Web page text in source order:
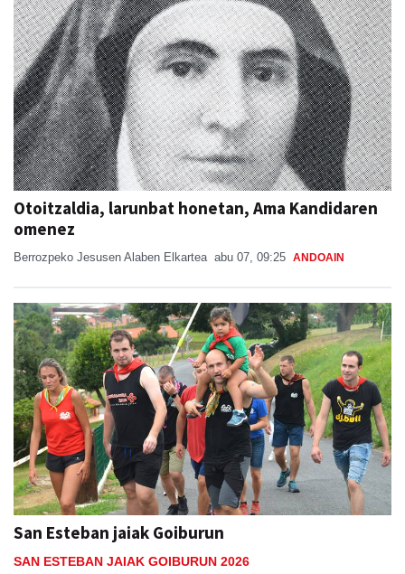
Otoitzaldia, larunbat honetan, Ama Kandidaren
omenez
Berrozpeko Jesusen Alaben Elkartea abu 07, 09:25 ANDOAIN
San Esteban jaiak Goiburun
SAN ESTEBAN JAIAK GOIBURUN 2026